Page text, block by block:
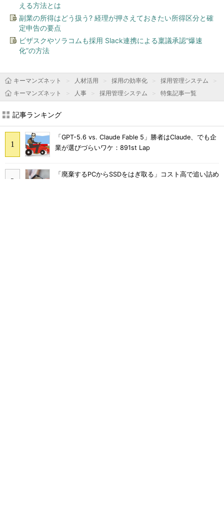
える方法とは
副業の所得はどう扱う? 経理が押さえておきたい所得区分と確
定申告の要点
ビザスクやソラコムも採用 Slack連携による稟議承認“爆速
化”の方法
キーマンズネット 人材活用 採用の効率化 採用管理システム
キーマンズネット
人事 採用管理システム 特集記事一覧
記事ランキング
「GPT-5.6 vs. Claude Fable 5」勝者はClaude、でも企
業が選びづらいワケ：891st Lap
「廃棄するPCからSSDをはぎ取る」コスト高で追い詰め